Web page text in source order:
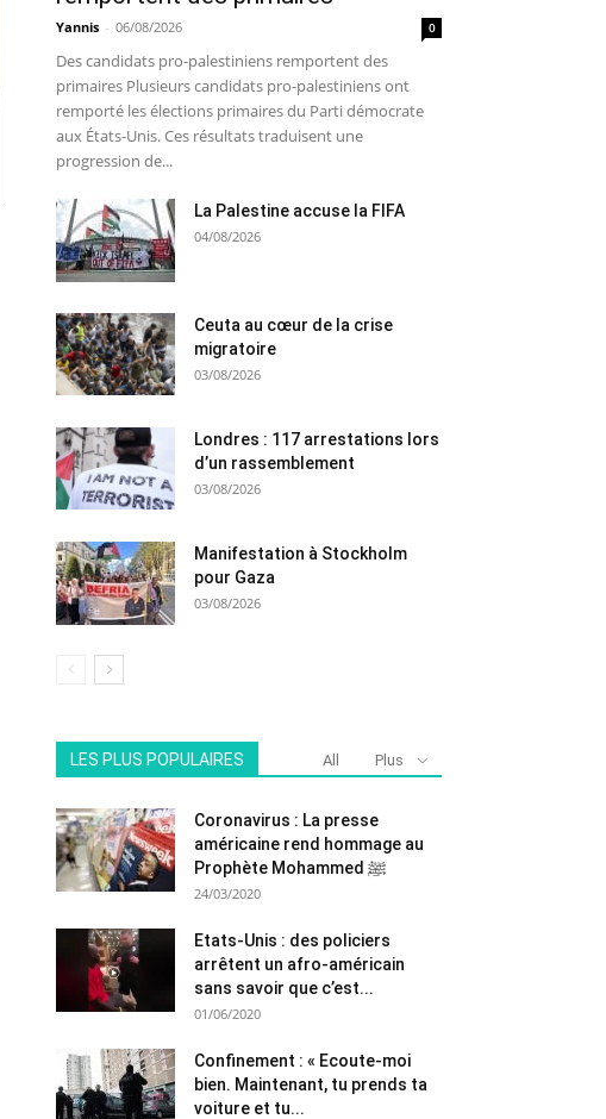
Yannis - 06/08/2026 0
Des candidats pro-palestiniens remportent des
primaires Plusieurs candidats pro-palestiniens ont
remporté les élections primaires du Parti démocrate
aux États-Unis. Ces résultats traduisent une
progression de...
La Palestine accuse la FIFA
04/08/2026
Ceuta au cœur de la crise
migratoire
03/08/2026
Londres : 117 arrestations lors
d’un rassemblement
03/08/2026
Manifestation à Stockholm
pour Gaza
03/08/2026
LES PLUS POPULAIRES All Plus
Coronavirus : La presse
américaine rend hommage au
Prophète Mohammed ﷺ
24/03/2020
Etats-Unis : des policiers
arrêtent un afro-américain
sans savoir que c’est...
01/06/2020
Confinement : « Ecoute-moi
bien. Maintenant, tu prends ta
voiture et tu...